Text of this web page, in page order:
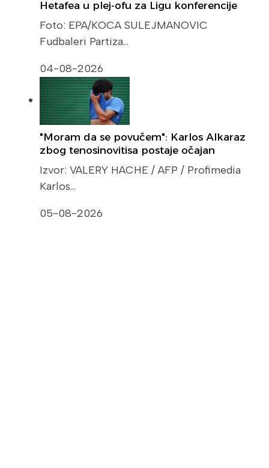
Hetafea u plej-ofu za Ligu konferencije
Foto: EPA/KOCA SULEJMANOVIC
Fudbaleri Partiza…
04-08-2026
"Moram da se povučem": Karlos Alkaraz
zbog tenosinovitisa postaje očajan
Izvor: VALERY HACHE / AFP / Profimedia
Karlos…
05-08-2026